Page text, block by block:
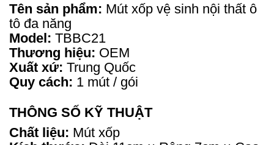
Tên sản phẩm: Mút xốp vệ sinh nội thất ô
tô đa năng
Model: TBBC21
Thương hiệu: OEM
Xuất xứ: Trung Quốc
Quy cách: 1 mút / gói
THÔNG SỐ KỸ THUẬT
Chất liệu: Mút xốp